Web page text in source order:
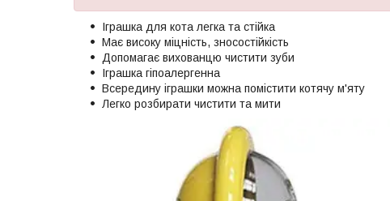
Іграшка для кота легка та стійка
Має високу міцність, зносостійкість
Допомагає вихованцю чистити зуби
Іграшка гіпоалергенна
Всередину іграшки можна помістити котячу м'яту
Легко розбирати чистити та мити